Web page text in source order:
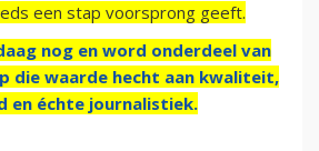
een stap voorsprong geeft.
nog en word onderdeel van
die waarde hecht aan kwaliteit,
en échte journalistiek.